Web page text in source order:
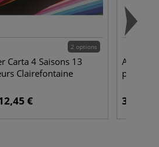
2 options
Carta 4 Saisons 13
Clairefontaine
€
papier
34,50 €